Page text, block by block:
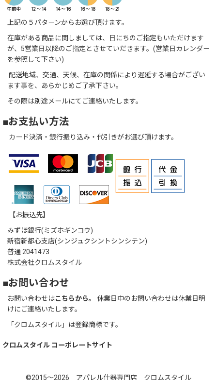
上記の５パターンからお選び頂けます。
在庫がある商品に関しましては、日にちのご指定もいただけます
が、5営業日以降のご指定とさせていだきます。(営業日カレンダー
を参照して下さい)
配送地域、交通、天候、在庫の関係により遅延する場合がござい
ます事を、あらかじめご了承下さい。
その際は別途メールにてご連絡いたします。
■お支払い方法
カード決済・銀行振り込み・代引きがお選び頂けます。
【お振込先】
みずほ銀行(ミズホギンコウ)
新宿新都心支店(シンジュクシントシンシテン)
普通 2041473
株式会社クロムスタイル
■お問い合わせ
お問い合わせはこちらから。
休業日中のお問い合わせは休業日明
けにご連絡いたします。
「クロムスタイル」は登録商標です。
クロムスタイル コーポレートサイト
©2015～2026 アパレル什器専門店 クロムスタイル